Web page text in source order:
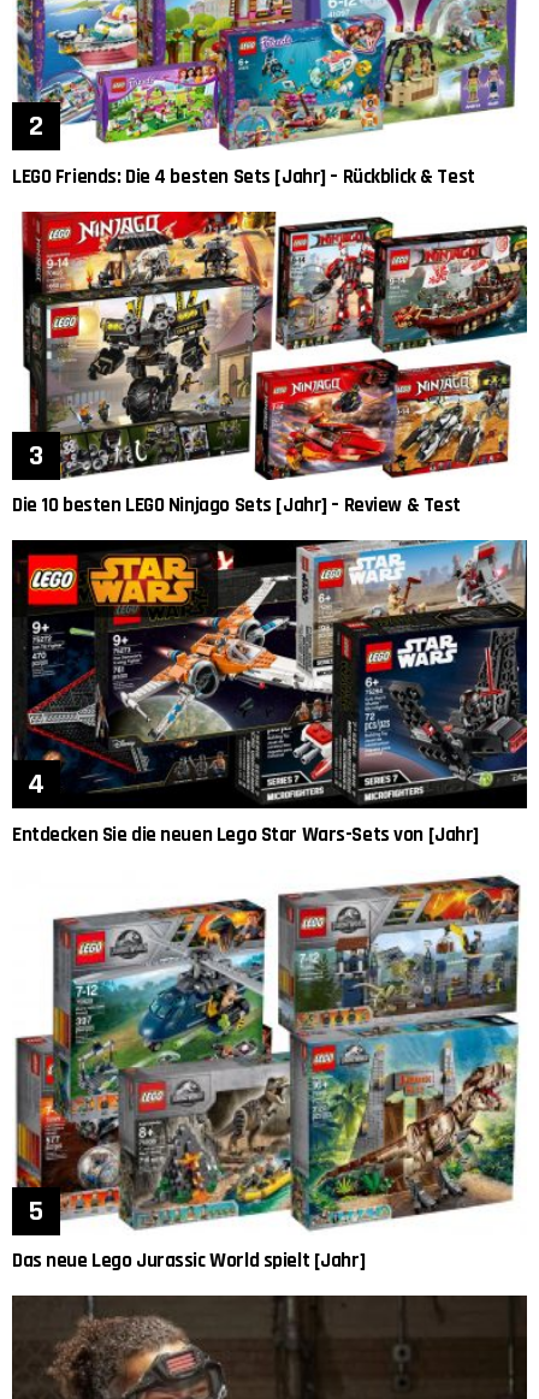
LEGO Friends: Die 4 besten Sets [Jahr] – Rückblick & Test
Die 10 besten LEGO Ninjago Sets [Jahr] – Review & Test
Entdecken Sie die neuen Lego Star Wars-Sets von [Jahr]
Das neue Lego Jurassic World spielt [Jahr]